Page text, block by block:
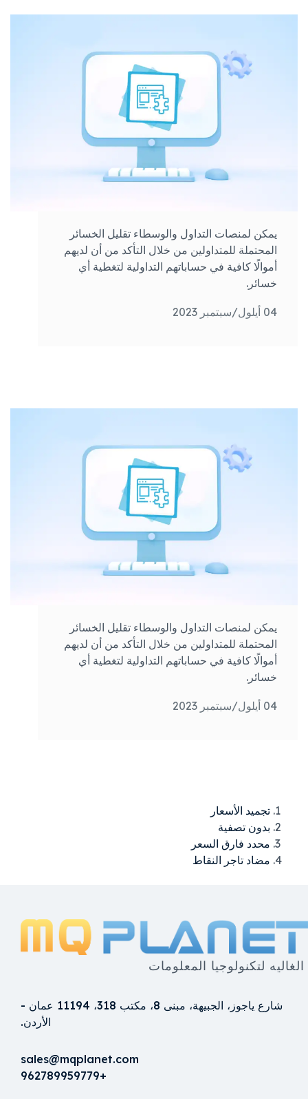
04 أيلول/سبتمبر 2023
يمكن لمنصات التداول والوسطاء تقليل الخسائر
المحتملة للمتداولين من خلال التأكد من أن لديهم
أموالًا كافية في حساباتهم التداولية لتغطية أي
خسائر.
04 أيلول/سبتمبر 2023
يمكن لمنصات التداول والوسطاء تقليل الخسائر
المحتملة للمتداولين من خلال التأكد من أن لديهم
أموالًا كافية في حساباتهم التداولية لتغطية أي
خسائر.
تجميد الأسعار
بدون تصفية
محدد فارق السعر
مضاد تاجر النقاط
الغاليه لتكنولوجيا المعلومات
شارع ياجوز، الجبيهة، مبنى 8، مكتب 318، 11194 عمان -
الأردن.
sales@mqplanet.com
+962789959779